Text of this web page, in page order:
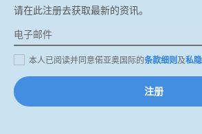
请在此注册去获取最新的资讯。
本人已阅读并同意偌亚奥国际的条款细则及私
注册